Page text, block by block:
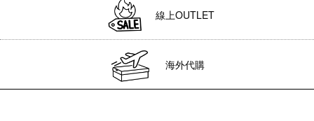
線上OUTLET
海外代購